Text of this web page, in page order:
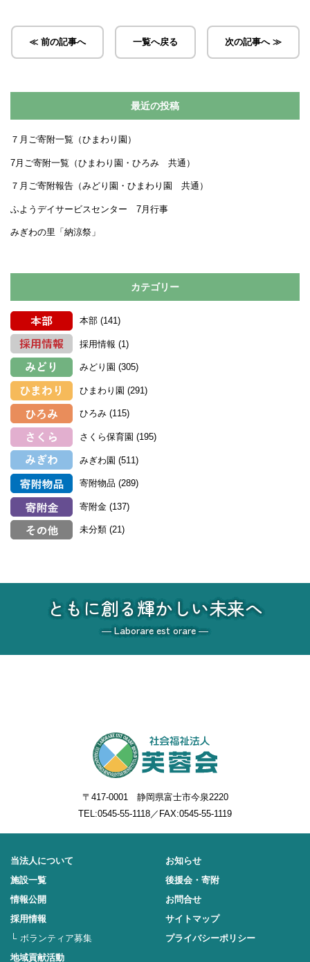
≪ 前の記事へ 一覧へ戻る 次の記事へ ≫
最近の投稿
７月ご寄附一覧（ひまわり園）
7月ご寄附一覧（ひまわり園・ひろみ 共通）
７月ご寄附報告（みどり園・ひまわり園 共通）
ふようデイサービスセンター 7月行事
みぎわの里「納涼祭」
カテゴリー
本部 (141)
採用情報 (1)
みどり園 (305)
ひまわり園 (291)
ひろみ (115)
さくら保育園 (195)
みぎわ園 (511)
寄附物品 (289)
寄附金 (137)
未分類 (21)
ともに創る輝かしい未来へ
― Laborare est orare ―
〒417-0001 静岡県富士市今泉2220
TEL:0545-55-1118／FAX:0545-55-1119
当法人について
施設一覧
情報公開
採用情報
ボランティア募集
地域貢献活動
お知らせ
後援会・寄附
お問合せ
サイトマップ
プライバシーポリシー